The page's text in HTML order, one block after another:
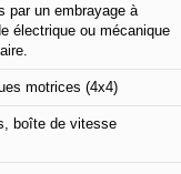
par un embrayage à
électrique ou mécanique
motrices (4x4)
boîte de vitesse